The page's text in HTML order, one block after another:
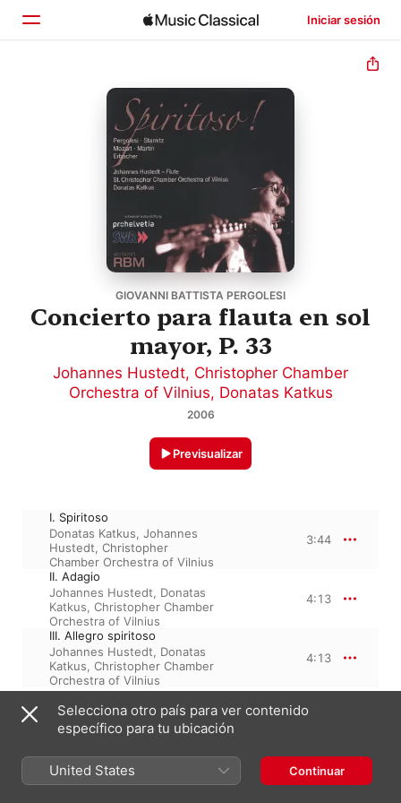
Iniciar sesión
GIOVANNI BATTISTA PERGOLESI
Concierto para flauta en sol
mayor, P. 33
Johannes Hustedt, Christopher Chamber
Orchestra of Vilnius, Donatas Katkus
2006
Previsualizar
I. Spiritoso
Donatas Katkus, Johannes
Hustedt, Christopher
Chamber Orchestra of Vilnius
3:44
II. Adagio
Johannes Hustedt, Donatas
Katkus, Christopher Chamber
Orchestra of Vilnius
4:13
III. Allegro spiritoso
Johannes Hustedt, Donatas
Katkus, Christopher Chamber
Orchestra of Vilnius
4:13
1 de enero de 2006
℗ 2006 RBM Musikproduktion Bietigheim-Bissingen
Selecciona otro país para ver contenido
específico para tu ubicación
United States Continuar